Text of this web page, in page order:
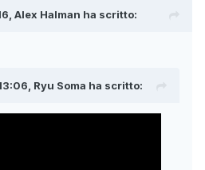
Alex Halman ha scritto:
Ryu Soma ha scritto: